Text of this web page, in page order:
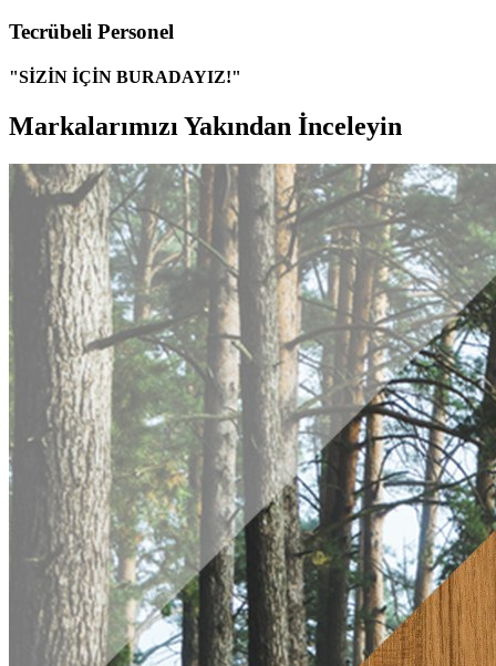
Tecrübeli Personel
"SİZİN İÇİN BURADAYIZ!"
Markalarımızı Yakından İnceleyin